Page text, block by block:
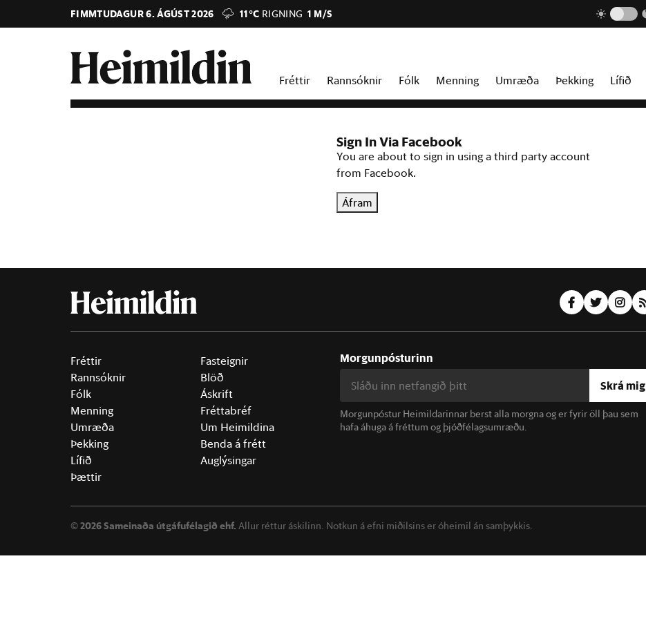
FIMMTUDAGUR 6. ÁGÚST 2026 11°C RIGNING 1 M/S
Fréttir Rannsóknir Fólk Menning Umræða Þekking Lífið
Sign In Via Facebook
You are about to sign in using a third party account
from Facebook.
Áfram
Fréttir
Rannsóknir
Fólk
Menning
Umræða
Þekking
Lífið
Þættir
Fasteignir
Blöð
Áskrift
Fréttabréf
Um Heimildina
Benda á frétt
Auglýsingar
Morgunpósturinn
Skrá mig
Morgunpóstur Heimildarinnar berst alla morgna og er fyrir öll þau sem
hafa áhuga á fréttum og þjóðfélagsumræðu.
©2026 Sameinaða útgáfufélagið ehf. Allur réttur áskilinn. Notkun á efni miðilsins er óheimil án samþykkis.